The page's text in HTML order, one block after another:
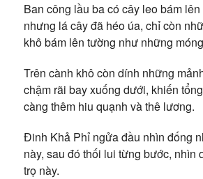
Ban công lầu ba có cây leo bám
nhưng lá cây đã héo úa, chỉ còn
khô bám lên tường như những
Trên cành khô còn dính những
chậm rãi bay xuống dưới, khiến
càng thêm hiu quạnh và thê lương.
Đinh Khả Phỉ ngửa đầu nhìn đống
này, sau đó thối lui từng bước, nhìn
trọ này.